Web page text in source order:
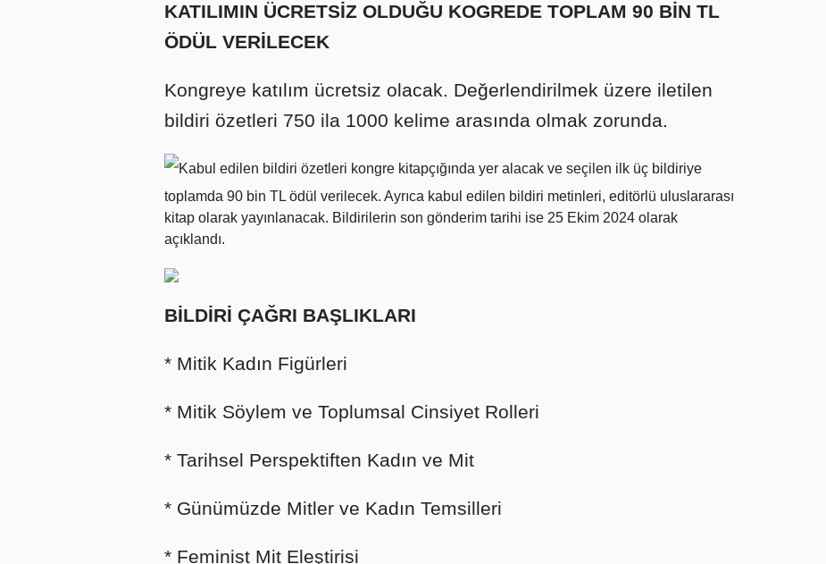
KATILIMIN ÜCRETSİZ OLDUĞU KOGREDE TOPLAM 90 BİN TL
ÖDÜL VERİLECEK
Kongreye katılım ücretsiz olacak. Değerlendirilmek üzere iletilen
bildiri özetleri 750 ila 1000 kelime arasında olmak zorunda.
Kabul edilen bildiri özetleri kongre kitapçığında yer alacak ve seçilen ilk üç bildiriye
toplamda 90 bin TL ödül verilecek. Ayrıca kabul edilen bildiri metinleri, editörlü uluslararası
kitap olarak yayınlanacak. Bildirilerin son gönderim tarihi ise 25 Ekim 2024 olarak
açıklandı.
BİLDİRİ ÇAĞRI BAŞLIKLARI
* Mitik Kadın Figürleri
* Mitik Söylem ve Toplumsal Cinsiyet Rolleri
* Tarihsel Perspektiften Kadın ve Mit
* Günümüzde Mitler ve Kadın Temsilleri
* Feminist Mit Eleştirisi